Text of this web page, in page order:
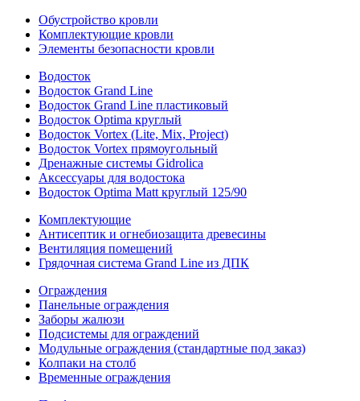
Обустройство кровли
Комплектующие кровли
Элементы безопасности кровли
Водосток
Водосток Grand Line
Водосток Grand Line пластиковый
Водосток Optima круглый
Водосток Vortex (Lite, Mix, Project)
Водосток Vortex прямоугольный
Дренажные системы Gidrolica
Аксессуары для водостока
Водосток Optima Matt круглый 125/90
Комплектующие
Антисептик и огнебиозащита древесины
Вентиляция помещений
Грядочная система Grand Line из ДПК
Ограждения
Панельные ограждения
Заборы жалюзи
Подсистемы для ограждений
Модульные ограждения (стандартные под заказ)
Колпаки на столб
Временные ограждения